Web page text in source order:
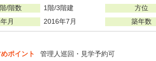
/階数
1階/3階建
方位
月
2016年7月 築年数
ポイント 管理人巡回・見学予約可